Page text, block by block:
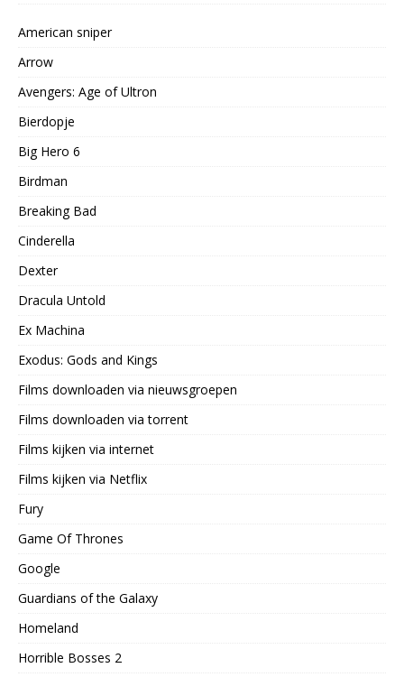
American sniper
Arrow
Avengers: Age of Ultron
Bierdopje
Big Hero 6
Birdman
Breaking Bad
Cinderella
Dexter
Dracula Untold
Ex Machina
Exodus: Gods and Kings
Films downloaden via nieuwsgroepen
Films downloaden via torrent
Films kijken via internet
Films kijken via Netflix
Fury
Game Of Thrones
Google
Guardians of the Galaxy
Homeland
Horrible Bosses 2